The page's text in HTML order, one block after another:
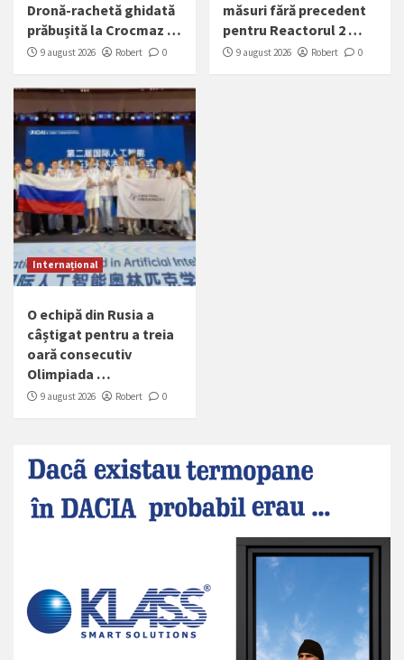
Dronă-rachetă ghidată
prăbușită la Crocmaz …
9 august 2026 Robert 0
măsuri fără precedent
pentru Reactorul 2 …
9 august 2026 Robert 0
Internațional
O echipă din Rusia a
câștigat pentru a treia
oară consecutiv
Olimpiada …
9 august 2026 Robert 0